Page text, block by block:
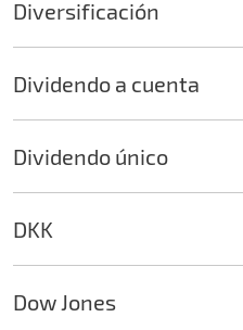
Diversificación
Dividendo a cuenta
Dividendo único
DKK
Dow Jones